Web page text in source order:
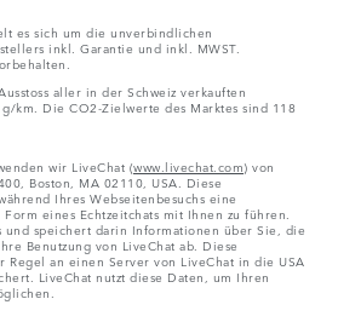
es sich um die unverbindlichen
inkl. Garantie und inkl. MWST.
aller in der Schweiz verkauften
km. Die CO2-Zielwerte des Marktes sind 118
wir LiveChat (www.livechat.com) von
Boston, MA 02110, USA. Diese
Ihres Webseitenbesuchs eine
eines Echtzeitchats mit Ihnen zu führen.
und speichert darin Informationen über Sie, die
Benutzung von LiveChat ab. Diese
an einen Server von LiveChat in die USA
LiveChat nutzt diese Daten, um Ihren